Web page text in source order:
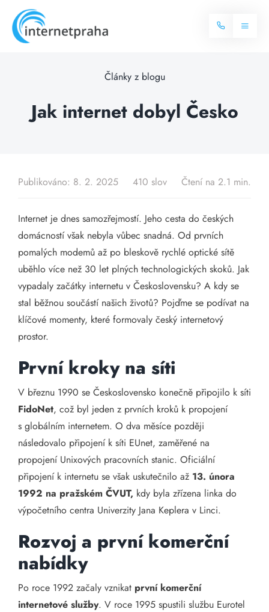
content
Toggle
Internet
Dostupnost
Kontakt
Články z blogu
Jak internet dobyl Česko
Publikováno: 8. 2. 2025 410 slov Čtení na 2.1 min.
Internet je dnes samozřejmostí. Jeho cesta do českých
domácností však nebyla vůbec snadná. Od prvních
pomalých modemů až po bleskově rychlé optické sítě
uběhlo více než 30 let plných technologických skoků. Jak
vypadaly začátky internetu v Československu? A kdy se
stal běžnou součástí našich životů? Pojďme se podívat na
klíčové momenty, které formovaly český internetový
prostor.
První kroky na síti
V březnu 1990 se Československo konečně připojilo k síti
FidoNet, což byl jeden z prvních kroků k propojení
s globálním internetem. O dva měsíce později
následovalo připojení k síti EUnet, zaměřené na
propojení Unixových pracovních stanic. Oficiální
připojení k internetu se však uskutečnilo až 13. února
1992 na pražském ČVUT, kdy byla zřízena linka do
výpočetního centra Univerzity Jana Keplera v Linci.
Rozvoj a první komerční
nabídky
Po roce 1992 začaly vznikat první komerční
internetové služby. V roce 1995 spustili službu Eurotel